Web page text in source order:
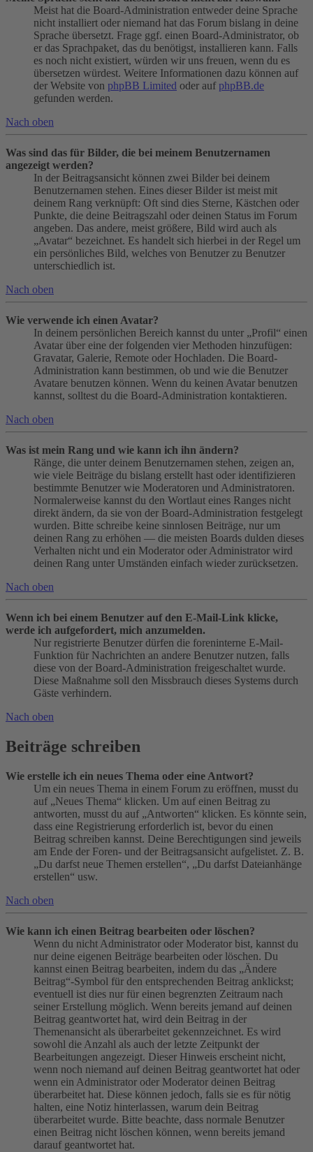
Meist hat die Board-Administration entweder deine Sprache
nicht installiert oder niemand hat das Forum bislang in deine
Sprache übersetzt. Frage ggf. einen Board-Administrator, ob
er das Sprachpaket, das du benötigst, installieren kann. Falls
es noch nicht existiert, würden wir uns freuen, wenn du es
übersetzen würdest. Weitere Informationen dazu können auf
der Website von phpBB Limited oder auf phpBB.de
gefunden werden.
Nach oben
Was sind das für Bilder, die bei meinem Benutzernamen
angezeigt werden?
In der Beitragsansicht können zwei Bilder bei deinem
Benutzernamen stehen. Eines dieser Bilder ist meist mit
deinem Rang verknüpft: Oft sind dies Sterne, Kästchen oder
Punkte, die deine Beitragszahl oder deinen Status im Forum
angeben. Das andere, meist größere, Bild wird auch als
„Avatar“ bezeichnet. Es handelt sich hierbei in der Regel um
ein persönliches Bild, welches von Benutzer zu Benutzer
unterschiedlich ist.
Nach oben
Wie verwende ich einen Avatar?
In deinem persönlichen Bereich kannst du unter „Profil“ einen
Avatar über eine der folgenden vier Methoden hinzufügen:
Gravatar, Galerie, Remote oder Hochladen. Die Board-
Administration kann bestimmen, ob und wie die Benutzer
Avatare benutzen können. Wenn du keinen Avatar benutzen
kannst, solltest du die Board-Administration kontaktieren.
Nach oben
Was ist mein Rang und wie kann ich ihn ändern?
Ränge, die unter deinem Benutzernamen stehen, zeigen an,
wie viele Beiträge du bislang erstellt hast oder identifizieren
bestimmte Benutzer wie Moderatoren und Administratoren.
Normalerweise kannst du den Wortlaut eines Ranges nicht
direkt ändern, da sie von der Board-Administration festgelegt
wurden. Bitte schreibe keine sinnlosen Beiträge, nur um
deinen Rang zu erhöhen — die meisten Boards dulden dieses
Verhalten nicht und ein Moderator oder Administrator wird
deinen Rang unter Umständen einfach wieder zurücksetzen.
Nach oben
Wenn ich bei einem Benutzer auf den E-Mail-Link klicke,
werde ich aufgefordert, mich anzumelden.
Nur registrierte Benutzer dürfen die foreninterne E-Mail-
Funktion für Nachrichten an andere Benutzer nutzen, falls
diese von der Board-Administration freigeschaltet wurde.
Diese Maßnahme soll den Missbrauch dieses Systems durch
Gäste verhindern.
Nach oben
Beiträge schreiben
Wie erstelle ich ein neues Thema oder eine Antwort?
Um ein neues Thema in einem Forum zu eröffnen, musst du
auf „Neues Thema“ klicken. Um auf einen Beitrag zu
antworten, musst du auf „Antworten“ klicken. Es könnte sein,
dass eine Registrierung erforderlich ist, bevor du einen
Beitrag schreiben kannst. Deine Berechtigungen sind jeweils
am Ende der Foren- und der Beitragsansicht aufgelistet. Z. B.
„Du darfst neue Themen erstellen“, „Du darfst Dateianhänge
erstellen“ usw.
Nach oben
Wie kann ich einen Beitrag bearbeiten oder löschen?
Wenn du nicht Administrator oder Moderator bist, kannst du
nur deine eigenen Beiträge bearbeiten oder löschen. Du
kannst einen Beitrag bearbeiten, indem du das „Ändere
Beitrag“-Symbol für den entsprechenden Beitrag anklickst;
eventuell ist dies nur für einen begrenzten Zeitraum nach
seiner Erstellung möglich. Wenn bereits jemand auf deinen
Beitrag geantwortet hat, wird dein Beitrag in der
Themenansicht als überarbeitet gekennzeichnet. Es wird
sowohl die Anzahl als auch der letzte Zeitpunkt der
Bearbeitungen angezeigt. Dieser Hinweis erscheint nicht,
wenn noch niemand auf deinen Beitrag geantwortet hat oder
wenn ein Administrator oder Moderator deinen Beitrag
überarbeitet hat. Diese können jedoch, falls sie es für nötig
halten, eine Notiz hinterlassen, warum dein Beitrag
überarbeitet wurde. Bitte beachte, dass normale Benutzer
einen Beitrag nicht löschen können, wenn bereits jemand
darauf geantwortet hat.